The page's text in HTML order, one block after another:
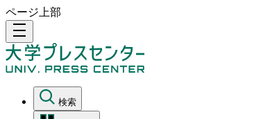
ページ上部
density_medium
検索